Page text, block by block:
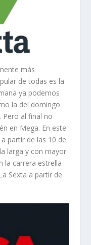
más
de todas es la
ya podemos
la del domingo
Pero al final no
en Mega. En este
partir de las 10 de
larga y con mayor
la carrera estrella
Sexta a partir de